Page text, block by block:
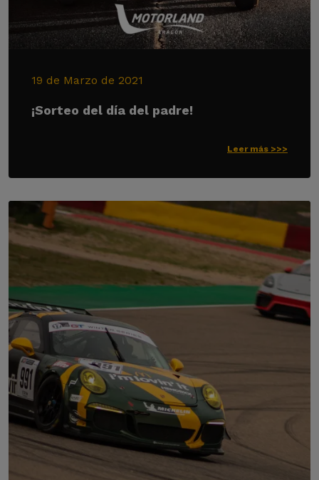
19 de Marzo de 2021
¡Sorteo del día del padre!
Leer más >>>